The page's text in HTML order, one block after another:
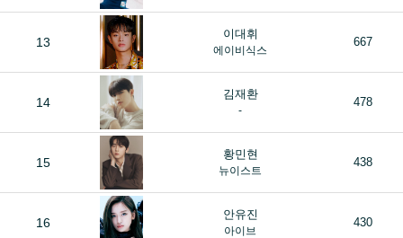
13
이대휘
에이비식스
667
14
김재환
-
478
15
황민현
뉴이스트
438
16
안유진
아이브
430